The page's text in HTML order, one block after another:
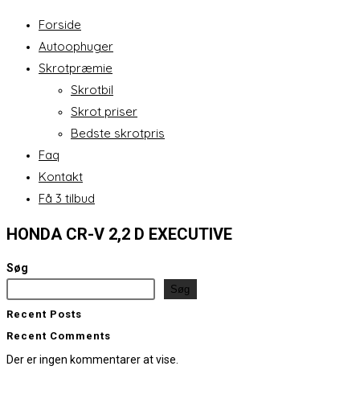
Forside
Autoophuger
Skrotpræmie
Skrotbil
Skrot priser
Bedste skrotpris
Faq
Kontakt
Få 3 tilbud
HONDA CR-V 2,2 D EXECUTIVE
Søg
Søg
Recent Posts
Recent Comments
Der er ingen kommentarer at vise.